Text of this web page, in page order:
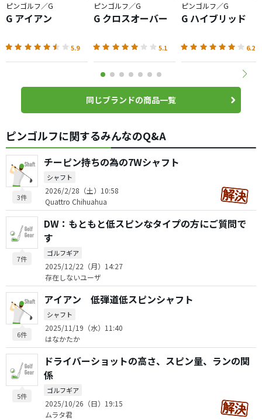
ピンゴルフ／G
G アイアン
5.9
ピンゴルフ／G
G クロスオーバー
5.1
ピンゴルフ／G
G ハイブリッド
6.2
同じブランドの商品一覧
ピンゴルフに関するみんなのQ&A
3件
チーピン持ちの為の7Wシャフト
シャフト
2026/2/28（土）10:58
Quattro Chihuahua
7件
DW：もともと低スピンなタイプの方にご質問で
す
ゴルフギア
2025/12/22（月）14:27
存在しないユーザ
6件
アイアン 低弾道低スピンシャフト
シャフト
2025/11/19（水）11:40
はなかたか
5件
ドライバーショットの高さ、スピン量、ランの関
係
ゴルフギア
2025/10/26（日）19:15
ムラタ君